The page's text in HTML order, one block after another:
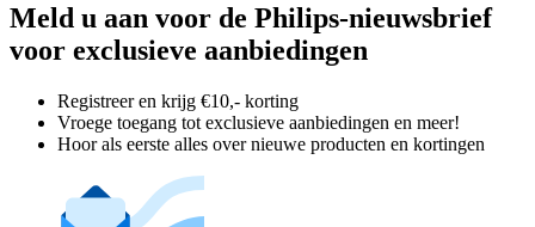
Meld u aan voor de Philips-nieuwsbrief
voor exclusieve aanbiedingen
Registreer en krijg €10,- korting
Vroege toegang tot exclusieve aanbiedingen en meer!
Hoor als eerste alles over nieuwe producten en kortingen